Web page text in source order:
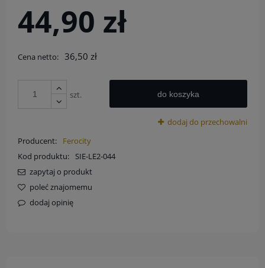
44,90 zł
Cena netto: 36,50 zł
szt. do koszyka
dodaj do przechowalni
Producent:
Ferocity
Kod produktu:
SIE-LE2-044
zapytaj o produkt
poleć znajomemu
dodaj opinię